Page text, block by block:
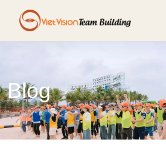
Blog